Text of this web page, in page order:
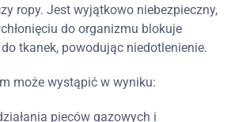
ropy. Jest wyjątkowo niebezpieczny,
do organizmu blokuje
tkanek, powodując niedotlenienie.
może wystąpić w wyniku:
pieców gazowych i